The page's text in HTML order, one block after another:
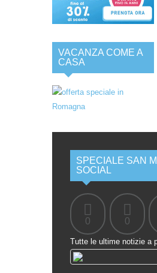
VACANZA COME A
CASA
SPECIALE SAN
SOCIAL
0 0
Tutte le ultime notizie a